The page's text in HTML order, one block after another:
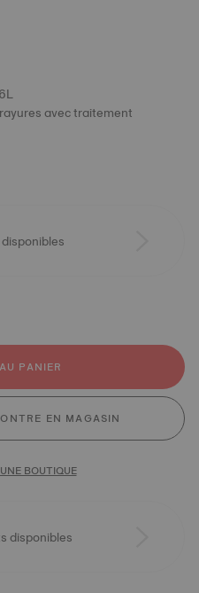
avec traitement
PANIER
EN MAGASIN
BOUTIQUE
disponibles